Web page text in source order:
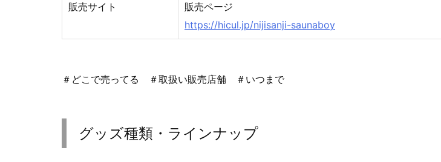
販売サイト
販売ページ
https://hicul.jp/nijisanji-saunaboy
＃どこで売ってる ＃取扱い販売店舗 ＃いつまで
グッズ種類・ラインナップ